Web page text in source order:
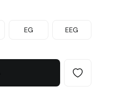
EG EEG